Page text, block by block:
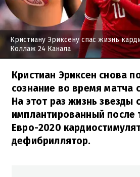
Кристиану Эриксену спас жизнь
Коллаж 24 Канала
Кристиан Эриксен снова
сознание во время матча
На этот раз жизнь звезды
имплантированный после
Евро-2020
дефибриллятор.